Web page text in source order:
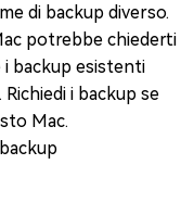
di backup diverso.
potrebbe chiederti
i backup esistenti
i backup se
Mac.